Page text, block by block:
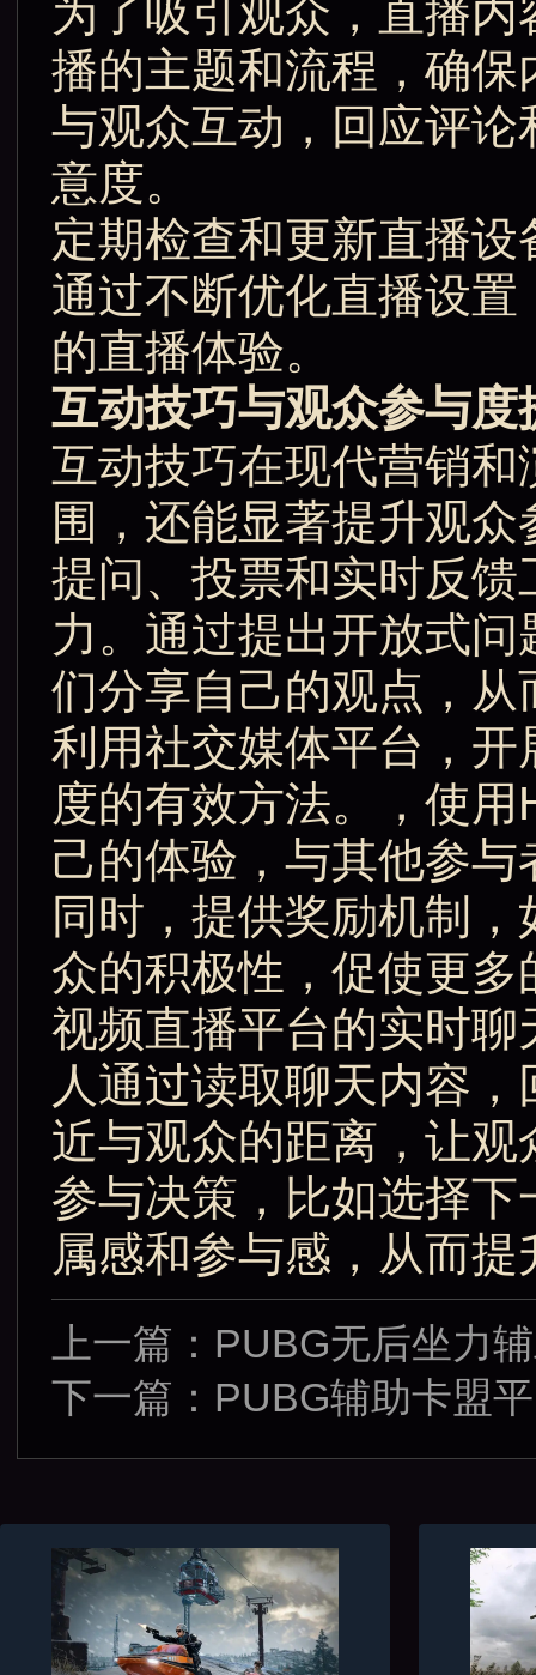
为了吸引观众，直播
播的主题和流程，确
与观众互动，回应评
意度。
定期检查和更新直播
通过不断优化直播设
的直播体验。
互动技巧与观众参与度
互动技巧在现代营销
围，还能显著提升观
提问、投票和实时反
力。通过提出开放式
们分享自己的观点，
利用社交媒体平台，
度的有效方法。，使
己的体验，与其他参
同时，提供奖励机制
众的积极性，促使更
视频直播平台的实时
人通过读取聊天内容
近与观众的距离，让
参与决策，比如选择
属感和参与感，从而
上一篇： PUBG无后坐力
下一篇： PUBG辅助卡盟